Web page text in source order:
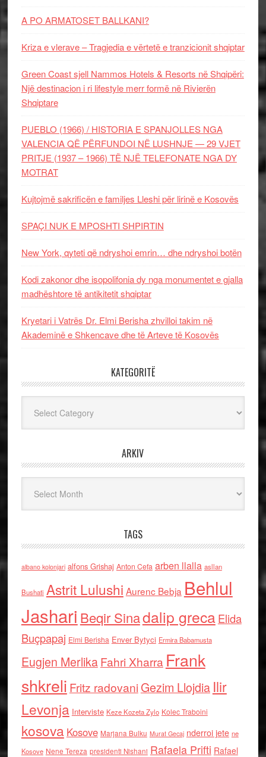
A PO ARMATOSET BALLKANI?
Kriza e vlerave – Tragjedia e vërtetë e tranzicionit shqiptar
Green Coast sjell Nammos Hotels & Resorts në Shqipëri:
Një destinacion i ri lifestyle merr formë në Rivierën
Shqiptare
PUEBLO (1966) / HISTORIA E SPANJOLLES NGA
VALENCIA QË PËRFUNDOI NË LUSHNJE — 29 VJET
PRITJE (1937 – 1966) TË NJË TELEFONATE NGA DY
MOTRAT
Kujtojmë sakrificën e familjes Lleshi për lirinë e Kosovës
SPAÇI NUK E MPOSHTI SHPIRTIN
New York, qyteti që ndryshoi emrin… dhe ndryshoi botën
Kodi zakonor dhe isopolifonia dy nga monumentet e gjalla
madhështore të antikitetit shqiptar
Kryetari i Vatrës Dr. Elmi Berisha zhvilloi takim në
Akademinë e Shkencave dhe të Arteve të Kosovës
KATEGORITË
ARKIV
TAGS
albano kolonjari alfons Grishaj Anton Cefa arben llalla asllan
Bushati Astrit Lulushi Aurenc Bebja Behlul
Jashari Beqir Sinadalip grecaElida
Buçpapaj Elmi Berisha Enver Bytyci Ermira Babamusta
Eugjen MerlikaFahri Xharra Frank
shkreli Fritz radovaniGezim Llojdia Ilir
Levonja Interviste Keze Kozeta Zylo Kolec Traboini
kosova Kosove Marjana Bulku Murat Gecaj nderroi jete ne
Kosove Nene Tereza presidenti Nishani Rafaela Prifti Rafael